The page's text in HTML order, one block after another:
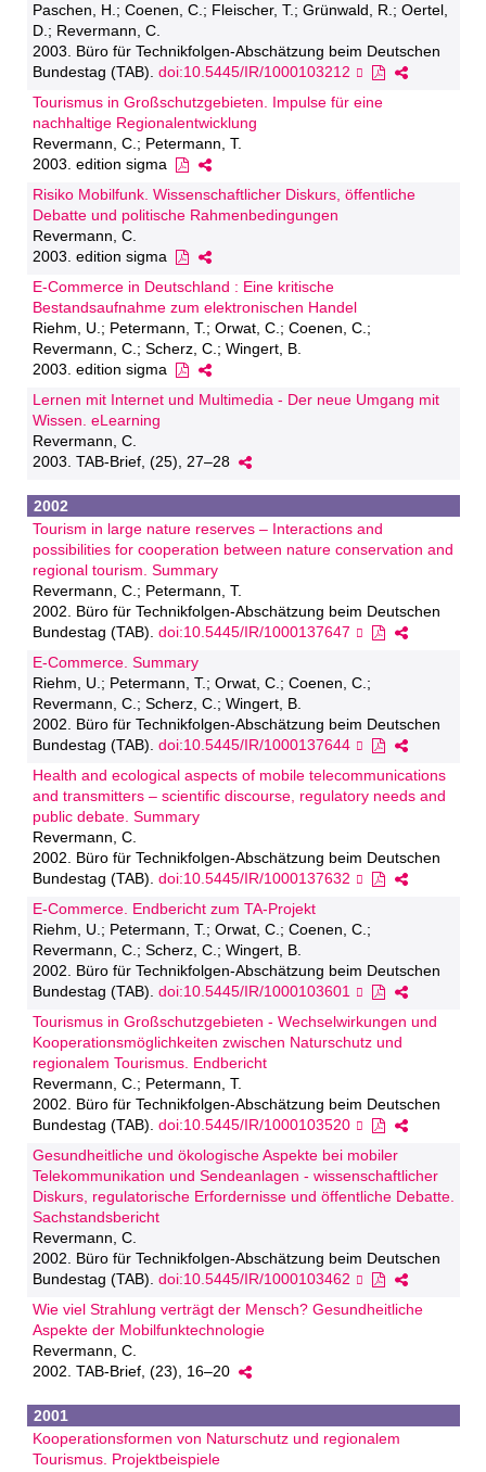
Paschen, H.; Coenen, C.; Fleischer, T.; Grünwald, R.; Oertel,
D.; Revermann, C.
2003. Büro für Technikfolgen-Abschätzung beim Deutschen
Bundestag (TAB). doi:10.5445/IR/1000103212
Tourismus in Großschutzgebieten. Impulse für eine
nachhaltige Regionalentwicklung
Revermann, C.; Petermann, T.
2003. edition sigma
Risiko Mobilfunk. Wissenschaftlicher Diskurs, öffentliche
Debatte und politische Rahmenbedingungen
Revermann, C.
2003. edition sigma
E-Commerce in Deutschland : Eine kritische
Bestandsaufnahme zum elektronischen Handel
Riehm, U.; Petermann, T.; Orwat, C.; Coenen, C.;
Revermann, C.; Scherz, C.; Wingert, B.
2003. edition sigma
Lernen mit Internet und Multimedia - Der neue Umgang mit
Wissen. eLearning
Revermann, C.
2003. TAB-Brief, (25), 27–28
2002
Tourism in large nature reserves – Interactions and
possibilities for cooperation between nature conservation and
regional tourism. Summary
Revermann, C.; Petermann, T.
2002. Büro für Technikfolgen-Abschätzung beim Deutschen
Bundestag (TAB). doi:10.5445/IR/1000137647
E-Commerce. Summary
Riehm, U.; Petermann, T.; Orwat, C.; Coenen, C.;
Revermann, C.; Scherz, C.; Wingert, B.
2002. Büro für Technikfolgen-Abschätzung beim Deutschen
Bundestag (TAB). doi:10.5445/IR/1000137644
Health and ecological aspects of mobile telecommunications
and transmitters – scientific discourse, regulatory needs and
public debate. Summary
Revermann, C.
2002. Büro für Technikfolgen-Abschätzung beim Deutschen
Bundestag (TAB). doi:10.5445/IR/1000137632
E-Commerce. Endbericht zum TA-Projekt
Riehm, U.; Petermann, T.; Orwat, C.; Coenen, C.;
Revermann, C.; Scherz, C.; Wingert, B.
2002. Büro für Technikfolgen-Abschätzung beim Deutschen
Bundestag (TAB). doi:10.5445/IR/1000103601
Tourismus in Großschutzgebieten - Wechselwirkungen und
Kooperationsmöglichkeiten zwischen Naturschutz und
regionalem Tourismus. Endbericht
Revermann, C.; Petermann, T.
2002. Büro für Technikfolgen-Abschätzung beim Deutschen
Bundestag (TAB). doi:10.5445/IR/1000103520
Gesundheitliche und ökologische Aspekte bei mobiler
Telekommunikation und Sendeanlagen - wissenschaftlicher
Diskurs, regulatorische Erfordernisse und öffentliche Debatte.
Sachstandsbericht
Revermann, C.
2002. Büro für Technikfolgen-Abschätzung beim Deutschen
Bundestag (TAB). doi:10.5445/IR/1000103462
Wie viel Strahlung verträgt der Mensch? Gesundheitliche
Aspekte der Mobilfunktechnologie
Revermann, C.
2002. TAB-Brief, (23), 16–20
2001
Kooperationsformen von Naturschutz und regionalem
Tourismus. Projektbeispiele